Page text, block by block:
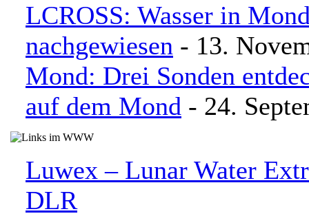
LCROSS: Wasser in
nachgewiesen - 13.
Mond: Drei Sonden
auf dem Mond - 24.
Luwex – Lunar Water
DLR